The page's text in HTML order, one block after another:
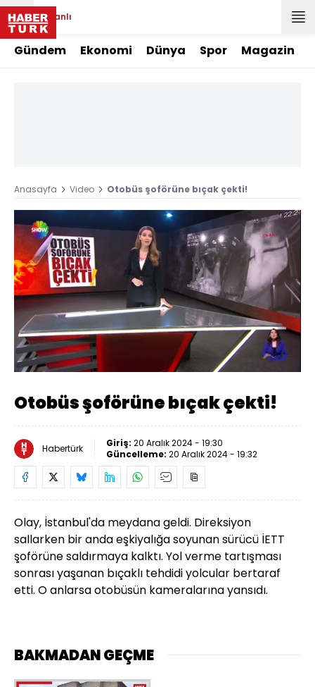
Canlı
Gündem Ekonomi Dünya Spor Magazin
Anasayfa Video Otobüs şoförüne bıçak çekti!
Sesi
Aç
Yüklendi:
36.78%
Oynatma
Hızı
Otobüs şoförüne bıçak çekti!
Habertürk Giriş: 20 Aralık 2024 - 19:30
Güncelleme: 20 Aralık 2024 - 19:32
Olay, İstanbul'da meydana geldi. Direksiyon
sallarken bir anda eşkiyalığa soyunan sürücü İETT
şoförüne saldırmaya kalktı. Yol verme tartışması
sonrası yaşanan bıçaklı tehdidi yolcular bertaraf
etti. O anlarsa otobüsün kameralarına yansıdı.
BAKMADAN GEÇME